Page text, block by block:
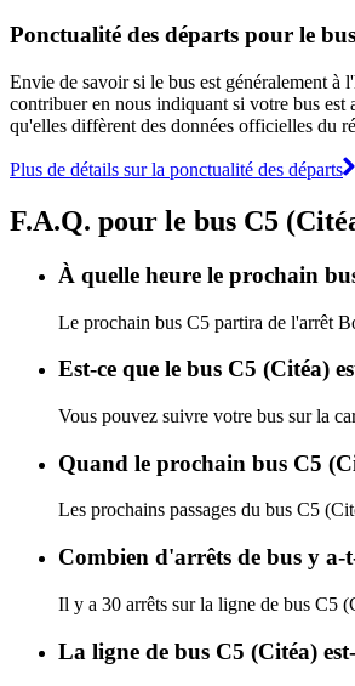
Ponctualité des départs pour le
Envie de savoir si le bus est généralement
contribuer en nous indiquant si votre bus est
qu'elles diffèrent des données officielles du
Plus de détails sur la ponctualité des départs
F.A.Q. pour le bus C5
À quelle heure le prochain
Le prochain bus C5 partira de l'arrêt
Est-ce que le bus C5 (Citéa)
Vous pouvez suivre votre bus sur la
Quand le prochain bus C5
Les prochains passages du bus C5
Combien d'arrêts de bus y
Il y a 30 arrêts sur la ligne de bus C5
La ligne de bus C5 (Citéa)